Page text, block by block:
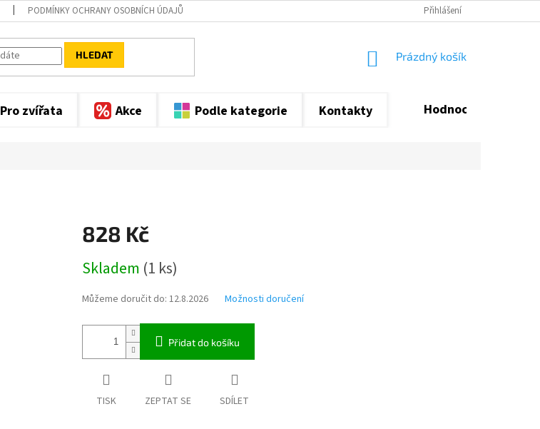
PODMÍNKY OCHRANY OSOBNÍCH ÚDAJŮ Přihlášení
HLEDAT
NÁKUPNÍ
Prázdný košík
Pro zvířata Akce Podle kategorie Kontakty Hodnocení obchodu
828 Kč
cena:
Skladem (1 ks)
Můžeme doručit do: 12.8.2026 Možnosti doručení
Přidat do košíku
TISK ZEPTAT SE SDÍLET